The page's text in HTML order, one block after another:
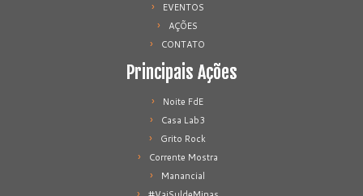
EVENTOS
AÇÕES
CONTATO
Principais Ações
Noite FdE
Casa Lab3
Grito Rock
Corrente Mostra
Manancial